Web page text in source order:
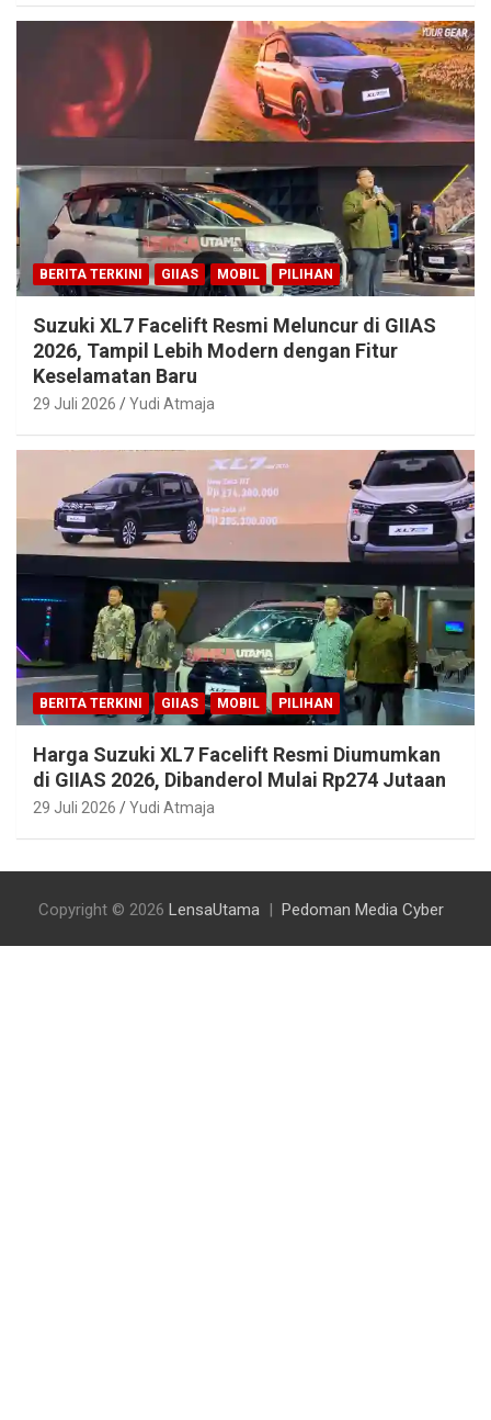
BERITA TERKINI GIIAS MOBIL PILIHAN
Suzuki XL7 Facelift Resmi Meluncur di GIIAS
2026, Tampil Lebih Modern dengan Fitur
Keselamatan Baru
29 Juli 2026 Yudi Atmaja
BERITA TERKINI GIIAS MOBIL PILIHAN
Harga Suzuki XL7 Facelift Resmi Diumumkan
di GIIAS 2026, Dibanderol Mulai Rp274 Jutaan
29 Juli 2026 Yudi Atmaja
Copyright © 2026 LensaUtama Pedoman Media Cyber